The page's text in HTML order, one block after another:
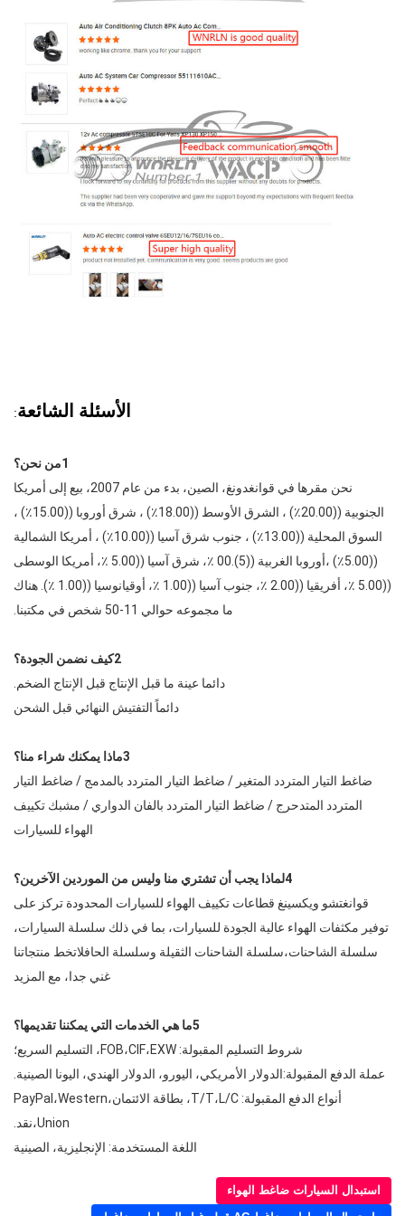
الأسئلة الشائعة:
1من نحن؟
نحن مقرها في قوانغدونغ، الصين، بدء من عام 2007، بيع إلى أمريكا
الجنوبية ((20.00٪) ، الشرق الأوسط ((18.00٪) ، شرق أوروبا ((15.00٪) ،
السوق المحلية ((13.00٪) ، جنوب شرق آسيا ((10.00٪) ، أمريكا الشمالية
((5.00٪) ،أوروبا الغربية ((5).00 ٪، شرق آسيا ((5.00 ٪، أمريكا الوسطى
((5.00 ٪، أفريقيا ((2.00 ٪، جنوب آسيا ((1.00 ٪، أوقيانوسيا ((1.00 ٪). هناك
ما مجموعه حوالي 11-50 شخص في مكتبنا.
2كيف نضمن الجودة؟
دائما عينة ما قبل الإنتاج قبل الإنتاج الضخم.
دائماً التفتيش النهائي قبل الشحن
3ماذا يمكنك شراء منا؟
ضاغط التيار المتردد المتغير / ضاغط التيار المتردد بالمدمج / ضاغط التيار
المتردد المتدحرج / ضاغط التيار المتردد بالفان الدواري / مشبك تكييف
الهواء للسيارات
4لماذا يجب أن تشتري منا وليس من الموردين الآخرين؟
قوانغتشو ويكسينغ قطاعات تكييف الهواء للسيارات المحدودة تركز على
توفير مكثفات الهواء عالية الجودة للسيارات، بما في ذلك سلسلة السيارات،
سلسلة الشاحنات،سلسلة الشاحنات الثقيلة وسلسلة الحافلاتخط منتجاتنا
غني جدا، مع المزيد
5ما هي الخدمات التي يمكننا تقديمها؟
شروط التسليم المقبولة: FOB،CIF،EXW، التسليم السريع؛
عملة الدفع المقبولة:الدولار الأمريكي، اليورو، الدولار الهندي، اليونا الصينية.
أنواع الدفع المقبولة: T/T،L/C، بطاقة الائتمان،PayPal،Western
Union،نقد.
اللغة المستخدمة: الإنجليزية، الصينية
استبدال السيارات ضاغط الهواء